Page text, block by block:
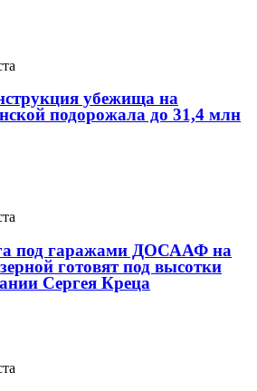
убежища на
подорожала до 31,4 млн
под гаражами ДОСААФ на
готовят под высотки
Сергея Креца